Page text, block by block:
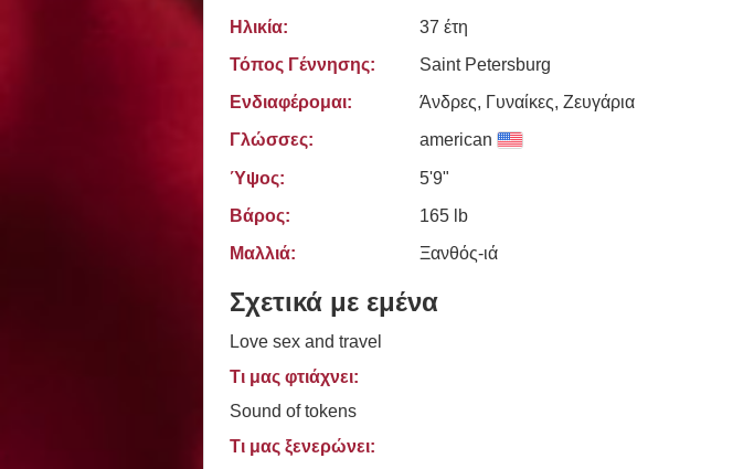
Ηλικία:
37 έτη
Τόπος Γέννησης:
Saint Petersburg
Ενδιαφέρομαι:
Άνδρες, Γυναίκες, Zευγάρια
Γλώσσες:
american
Ύψος:
5'9"
Βάρος:
165 lb
Μαλλιά:
Ξανθός-ιά
Σχετικά με εμένα
Love sex and travel
Τι μας φτιάχνει:
Sound of tokens
Τι μας ξενερώνει: